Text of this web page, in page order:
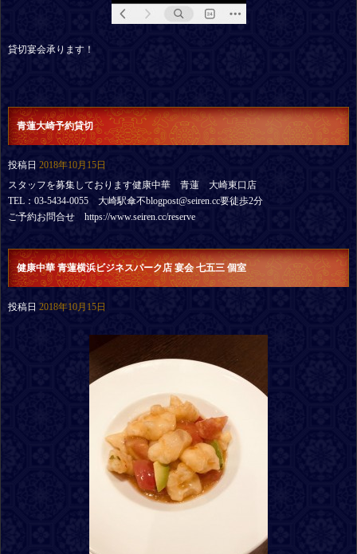
貸切宴会承ります！
青蓮大崎予約貸切
投稿日 2018年10月15日
スタッフを募集しております健康中華 青蓮 大崎東口店
TEL：03-5434-0055 大崎駅傘不blogpost@seiren.cc要徒歩2分
ご予約お問合せ https://www.seiren.cc/reserve
健康中華 青蓮横浜ビジネスパーク店 宴会 七五三 個室
投稿日 2018年10月15日